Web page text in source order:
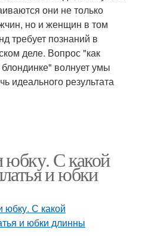
они не только
но и женщин в том
требует познаний в
деле. Вопрос "как
волнует умы
идеального результата
юбку. С какой
и юбки